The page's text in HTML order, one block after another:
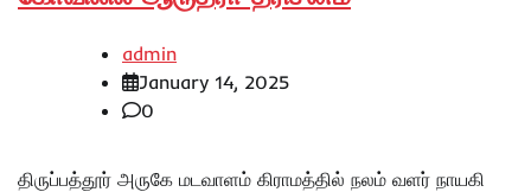
admin
January 14, 2025
0
திருப்பத்தூர் அருகே மடவாளம் கிராமத்தில் நலம் வளர் நாயகி